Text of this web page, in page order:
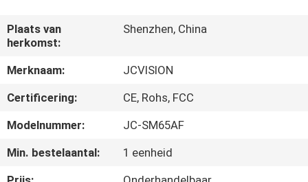
OVER
ONS
FABRIEKSTOCHT
Plaats van
herkomst:
Shenzhen, China
Merknaam:
JCVISION
Certificering:
CE, Rohs, FCC
Modelnummer:
JC-SM65AF
Min. bestelaantal:
1 eenheid